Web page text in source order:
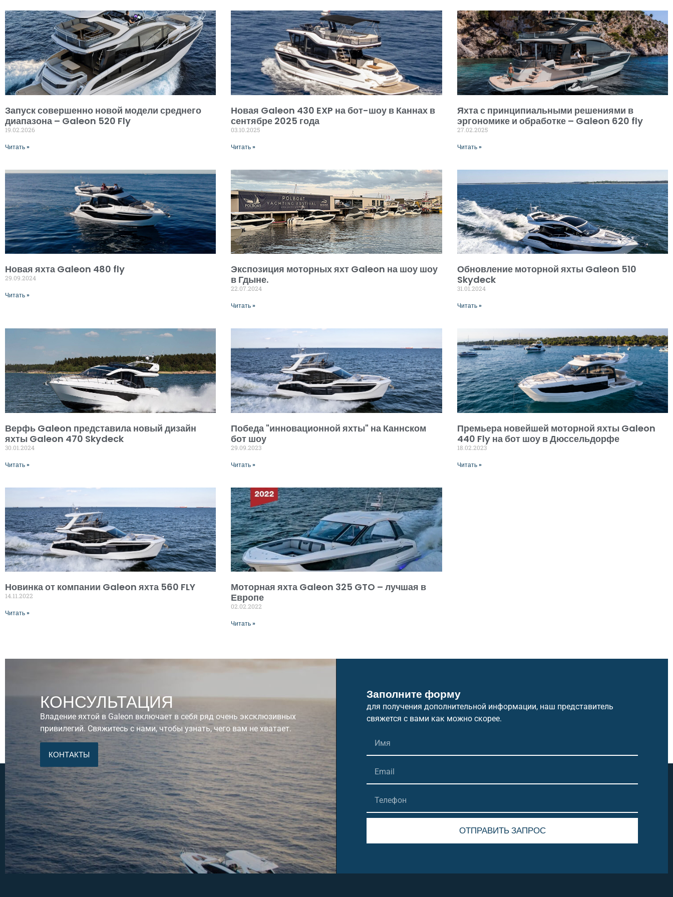
Запуск совершенно новой модели среднего
диапазона – Galeon 520 Fly
19.02.2026
Читать »
Новая Galeon 430 EXP на бот-шоу в Каннах в
сентябре 2025 года
03.10.2025
Читать »
Яхта с принципиальными решениями в
эргономике и обработке – Galeon 620 fly
27.02.2025
Читать »
Новая яхта Galeon 480 fly
29.09.2024
Читать »
Экспозиция моторных яхт Galeon на шоу шоу
в Гдыне.
22.07.2024
Читать »
Обновление моторной яхты Galeon 510
Skydeck
31.01.2024
Читать »
Верфь Galeon представила новый дизайн
яхты Galeon 470 Skydeck
30.01.2024
Читать »
Победа "инновационной яхты" на Каннском
бот шоу
29.09.2023
Читать »
Премьера новейшей моторной яхты Galeon
440 Fly на бот шоу в Дюссельдорфе
18.02.2023
Читать »
Новинка от компании Galeon яхта 560 FLY
14.11.2022
Читать »
Моторная яхта Galeon 325 GTO – лучшая в
Европе
02.02.2022
Читать »
КОНСУЛЬТАЦИЯ
Владение яхтой в Galeon включает в себя ряд очень эксклюзивных
привилегий. Свяжитесь с нами, чтобы узнать, чего вам не хватает.
КОНТАКТЫ
Заполните форму
для получения дополнительной информации, наш представитель
свяжется с вами как можно скорее.
ОТПРАВИТЬ ЗАПРОС